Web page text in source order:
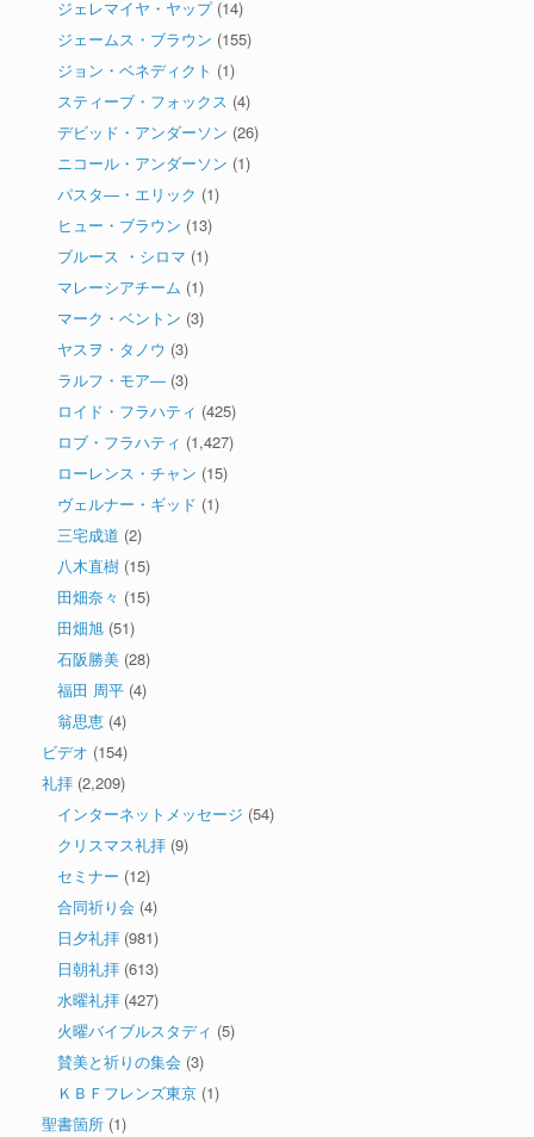
ジェレマイヤ・ヤップ(14)
ジェームス・ブラウン (155)
ジョン・ベネディクト (1)
スティーブ・フォックス (4)
デビッド・アンダーソン (26)
ニコール・アンダーソン (1)
パスタ―・エリック (1)
ヒュー・ブラウン (13)
ブルース ・シロマ (1)
マレーシアチーム (1)
マーク・ベントン (3)
ヤスヲ・タノウ (3)
ラルフ・モア― (3)
ロイド・フラハティ (425)
ロブ・フラハティ (1,427)
ローレンス・チャン (15)
ヴェルナー・ギッド (1)
三宅成道 (2)
八木直樹 (15)
田畑奈々 (15)
田畑旭 (51)
石阪勝美 (28)
福田 周平 (4)
翁思恵 (4)
ビデオ (154)
礼拝 (2,209)
インターネットメッセージ (54)
クリスマス礼拝 (9)
セミナー (12)
合同祈り会 (4)
日夕礼拝 (981)
日朝礼拝 (613)
水曜礼拝 (427)
火曜バイブルスタディ (5)
賛美と祈りの集会 (3)
ＫＢＦフレンズ東京 (1)
聖書箇所 (1)